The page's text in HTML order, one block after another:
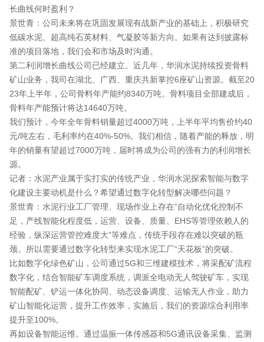
长曲线何时盈利？
景世青：公司未来将在巩固发展现有战新产业的基础上，积极研究
低碳水泥、超高纯石英材料、气凝胶等新方向。如果有达到披露标
准的项目落地，我们会和市场及时沟通。
第二利润增长曲线公司已经建立。近几年，华润水泥持续投资骨料
矿山业务，我司在湖北、广西、重庆共新掌控6座矿山资源。截至20
23年上半年，公司骨料年产能约8340万吨。骨料项目全部建成后，
骨料年产能预计将达14640万吨。
我们预计，今年全年骨料销量超过4000万吨，上半年平均售价约40
元/吨左右，毛利率约在40%-50%。我们相信，随着产能的释放，明
年的销量有望超过7000万吨，届时将成为公司的强有力的利润增长
源。
记者：水泥产业属于实打实的传统产业，华润水泥探索智能与数字
化建设主要动机是什么？希望通过数字化转型解决哪些问题？
景世青：水泥行业工厂管理、现场作业上存在“自动化优化控制不
足，产线智能化程度低，运营、设备、质量、EHS等管理依赖人的
经验，纵深运营管控难度大”等难点，传统手段存在难以突破的瓶
颈。所以需要通过数字化转型来实现水泥工厂“天花板”的突破。
比如数字化绿色矿山，公司通过5G和三维建模技术，将采配矿流程
数字化，结合智能矿车调度系统，调派全电动无人驾驶矿车，实现
智能配矿、铲运一体化协同、动态设备调度、运输无人作业，助力
矿山智能化运营，提升工作效率，实施后，我们的资源综合利用率
提升至100%。
再如设备智能运维。通过温振一体传感器和5G通讯设备采集、监测